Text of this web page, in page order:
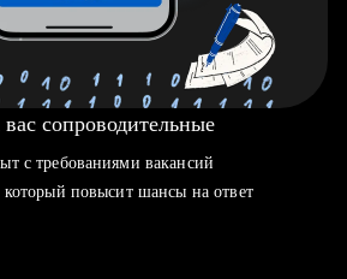
сопроводительные
с требованиями вакансий
который повысит шансы на ответ